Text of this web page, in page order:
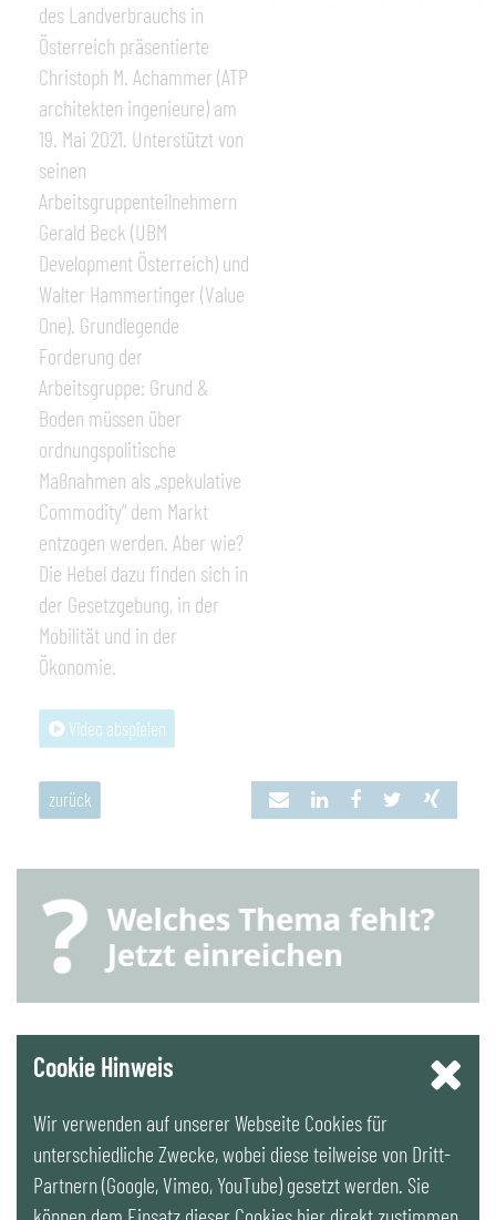
des Landverbrauchs in
Österreich präsentierte
Christoph M. Achammer (ATP
architekten ingenieure) am
19. Mai 2021. Unterstützt von
seinen
Arbeitsgruppenteilnehmern
Gerald Beck (UBM
Development Österreich) und
Walter Hammertinger (Value
One). Grundlegende
Forderung der
Arbeitsgruppe: Grund &
Boden müssen über
ordnungspolitische
Maßnahmen als „spekulative
Commodity“ dem Markt
entzogen werden. Aber wie?
Die Hebel dazu finden sich in
der Gesetzgebung, in der
Mobilität und in der
Ökonomie.
Video abspielen
zurück
YouTube
LinkedIn
Newsletter
Cookie Hinweis
Wir verwenden auf unserer Webseite Cookies für
unterschiedliche Zwecke, wobei diese teilweise von Dritt-
Partnern (Google, Vimeo, YouTube) gesetzt werden. Sie